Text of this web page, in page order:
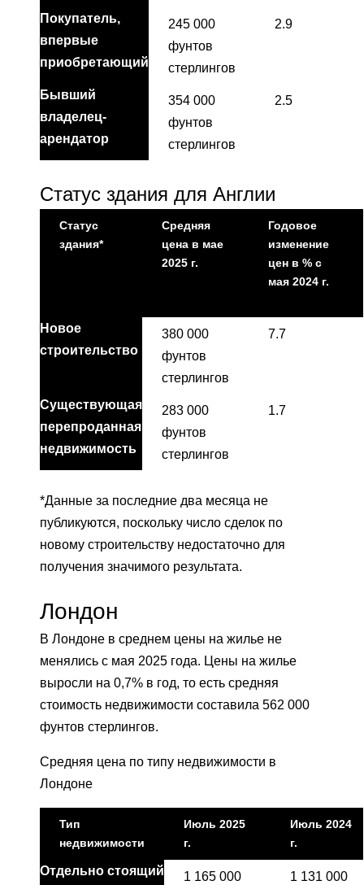
Покупатель,
впервые
приобретающий
245 000
фунтов
стерлингов
2.9
Бывший
владелец-
арендатор
354 000
фунтов
стерлингов
2.5
Статус здания для Англии
Статус
здания*
Средняя
цена в мае
2025 г.
Годовое
изменение
цен в % с
мая 2024 г.
Новое
строительство
380 000
фунтов
стерлингов
7.7
Существующая
перепроданная
недвижимость
283 000
фунтов
стерлингов
1.7
*Данные за последние два месяца не
публикуются, поскольку число сделок по
новому строительству недостаточно для
получения значимого результата.
Лондон
В Лондоне в среднем цены на жилье не
менялись с мая 2025 года. Цены на жилье
выросли на 0,7% в год, то есть средняя
стоимость недвижимости составила 562 000
фунтов стерлингов.
Средняя цена по типу недвижимости в
Лондоне
Тип
недвижимости
Июль 2025
г.
Июль 2024
г.
Отдельно стоящий
1 165 000
1 131 000